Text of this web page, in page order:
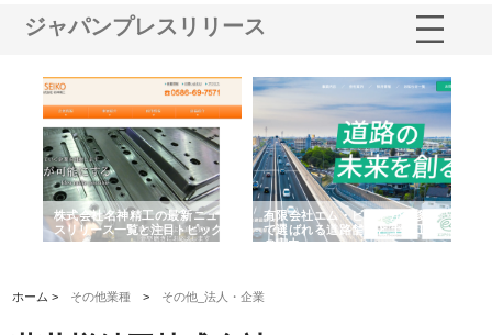
ジャパンプレスリリース
株式会社名神精工の最新ニュー
スリリース一覧と注目トピック
有限会社エム・ビルドが南多摩
で選ばれる道路舗装と土木工事
の実力
ホーム > その他業種 > その他_法人・企業